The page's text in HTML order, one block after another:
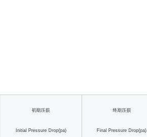
初期压损
Initial Pressure Drop(pa)
终期压损
Final Pressure Drop(pa)